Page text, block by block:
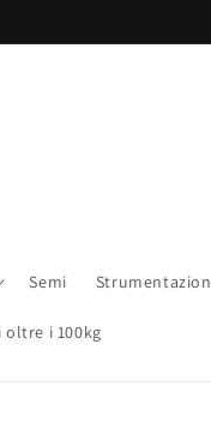
Semi
oltre i 100kg